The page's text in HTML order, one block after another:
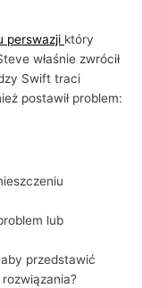
perswazji który
właśnie zwrócił
Swift traci
postawił problem:
lub
przedstawić